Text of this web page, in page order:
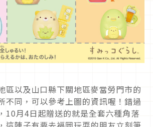
區以及山口縣下關地區麥當勞門市的
不同，可以參考上圖的資訊喔！錯過
10月4日起贈送的就是全套六種角落